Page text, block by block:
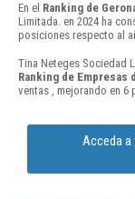
En el Ranking de
Limitada. en 2024 ha
posiciones respecto al
Tina Neteges Sociedad
Ranking de
ventas , mejorando en 6
Acceda a